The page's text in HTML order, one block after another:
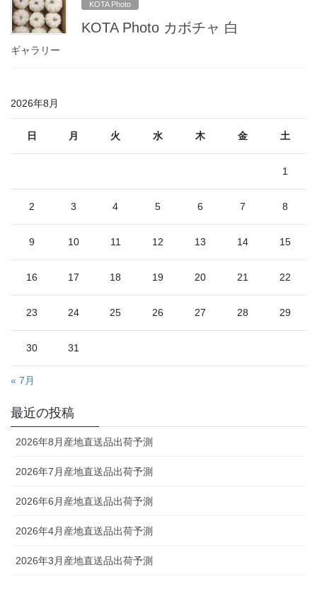
KOTA Photo
KOTA Photo カボチャ 白
ギャラリー
2026年8月
日 月 火 水 木 金 土
1
2 3 4 5 6 7 8
9 10 11 12 13 14 15
16 17 18 19 20 21 22
23 24 25 26 27 28 29
30 31
« 7月
最近の投稿
2026年8月産地直送品出荷予測
2026年7月産地直送品出荷予測
2026年6月産地直送品出荷予測
2026年4月産地直送品出荷予測
2026年3月産地直送品出荷予測